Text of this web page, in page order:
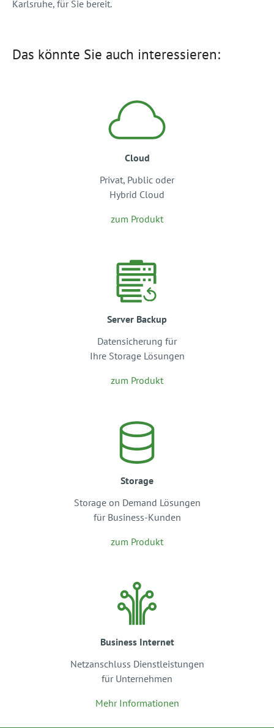
Karlsruhe, für Sie bereit.
Das könnte Sie auch interessieren:
Cloud
Privat, Public oder
Hybrid Cloud
zum Produkt
Server Backup
Datensicherung für
Ihre Storage Lösungen
zum Produkt
Storage
Storage on Demand Lösungen
für Business-Kunden
zum Produkt
Business Internet
Netzanschluss Dienstleistungen
für Unternehmen
Mehr Informationen